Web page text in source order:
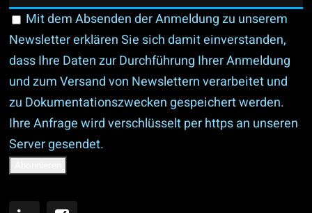
Mit dem Absenden der Anmeldung zu unserem
Newsletter erklären Sie sich damit einverstanden,
dass Ihre Daten zur Durchführung Ihrer Anmeldung
und zum Versand von Newslettern verarbeitet und
zu Dokumentationszwecken gespeichert werden.
Ihre Anfrage wird verschlüsselt per https an unseren
Server gesendet.